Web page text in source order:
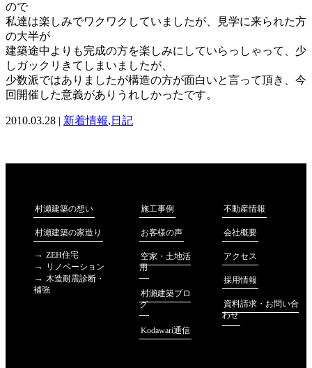
ので
私達は楽しみでワクワクしていましたが、見学に来られた方
の大半が
建築途中よりも完成の方を楽しみにしていらっしゃって、少
しガックリきてしまいましたが、
少数派ではありましたが構造の方が面白いと言って頂き、今
回開催した意義がありうれしかったです。
2010.03.28 | 新着情報, 日記
村瀬建築の想い
村瀬建築の家造り
ZEH住宅
リノベーション
木造耐震診断・
補強
施工事例
お客様の声
空家・土地活
用
村瀬建築ブロ
グ
Kodawari通信
不動産情報
会社概要
アクセス
採用情報
資料請求・お問い合
わせ